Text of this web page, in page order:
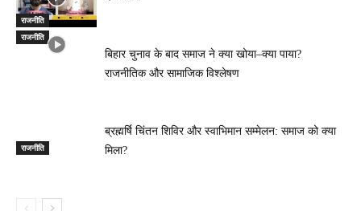
राजनीति
राजनीति
बिहार चुनाव के बाद समाज ने क्या खोया–क्या पाया?
राजनीतिक और सामाजिक विश्लेषण
राजनीति
ब्रह्मर्षि चिंतन शिविर और स्वाभिमान सम्मेलन: समाज को क्या
मिला?